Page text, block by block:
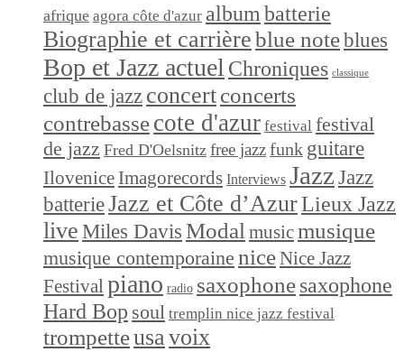
afrique agora côte d'azur albumbatterie
Biographie et carrièreblue noteblues
Bop et Jazz actuel Chroniques classique
club de jazz concertconcerts
contrebassecote d'azur festival festival
de jazz Fred D'Oelsnitz free jazzfunk guitare
Ilovenice Imagorecords Interviews Jazz Jazz
batterieJazz et Côte d’AzurLieux Jazz
live Miles Davis Modal musicmusique
musique contemporaine niceNice Jazz
Festivalpiano radio saxophonesaxophone
Hard Bop soul tremplin nice jazz festival
trompetteusavoix